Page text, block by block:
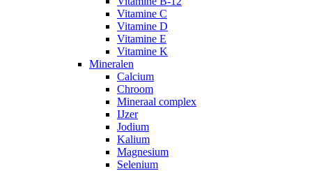
Vitamine C
Vitamine D
Vitamine E
Vitamine K
Mineralen
Calcium
Chroom
Mineraal complex
IJzer
Jodium
Kalium
Magnesium
Selenium